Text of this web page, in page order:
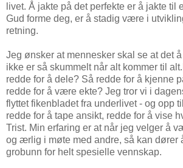
livet. Å jakte på det perfekte er å jakte til
Gud forme deg, er å stadig være i
retning.
Jeg ønsker at mennesker skal se at det
ikke er så skummelt når alt kommer til
redde for å dele? Så redde for å kjenne
redde for å være ekte? Jeg tror vi i
flyttet fikenbladet fra underlivet - og opp
redde for å tape ansikt, redde for å vise
Trist. Min erfaring er at når jeg velger å
og ærlig i møte med andre, så kan dører
grobunn for helt spesielle vennskap.